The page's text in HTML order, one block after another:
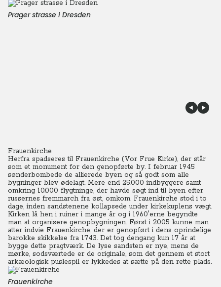
Prager strasse i Dresden
Frauenkirche
Herfra spadseres til Frauenkirche (Vor Frue Kirke), der står
som et monument for den genopførte by. I februar 1945
sønderbombede de allierede byen og så godt som alle
bygninger blev ødelagt. Mere end 25.000 indbyggere samt
omkring 10.000 flygtninge, der havde søgt ind til byen efter
russernes fremmarch fra øst, omkom. Frauenkirche stod i to
dage, inden sandstenene kollapsede under kirkekuplens vægt.
Kirken lå hen i ruiner i mange år og i 1960'erne begyndte
man at organisere genopbygningen. Først i 2005 kunne man
atter indvie Frauenkirche, der er genopført i dens oprindelige
barokke skikkelse fra 1743. Det tog dengang kun 17 år at
bygge dette pragtværk. De lyse sandsten er nye, mens de
mørke, sodsværtede er de originale, som det gennem et stort
arkæologisk puslespil er lykkedes at sætte på den rette plads.
Frauenkirche